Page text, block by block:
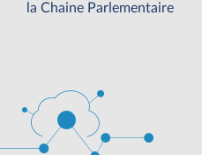
la Chaine Parlementaire